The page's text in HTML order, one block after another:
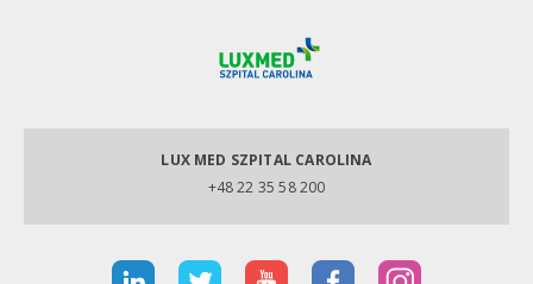
LUX MED SZPITAL CAROLINA
+48 22 35 58 200